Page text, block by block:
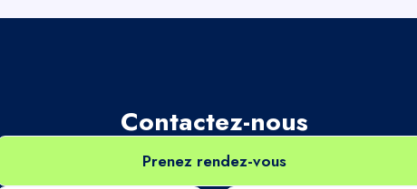
Contactez-nous
Prenez rendez-vous